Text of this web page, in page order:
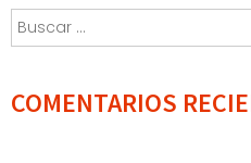
entradas
Buscar:
COMENTARIOS